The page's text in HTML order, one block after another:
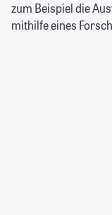
zum Beispiel die
mithilfe eines